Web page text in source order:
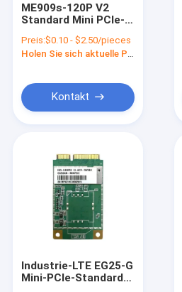
ME909s-120P V2
Standard Mini PCIe-
Cat4-Modul
Preis:$0.10 - $2.50/pieces
Holen Sie sich aktuelle Preis
Kontakt
Industrie-LTE EG25-G
Mini-PCIe-Standard